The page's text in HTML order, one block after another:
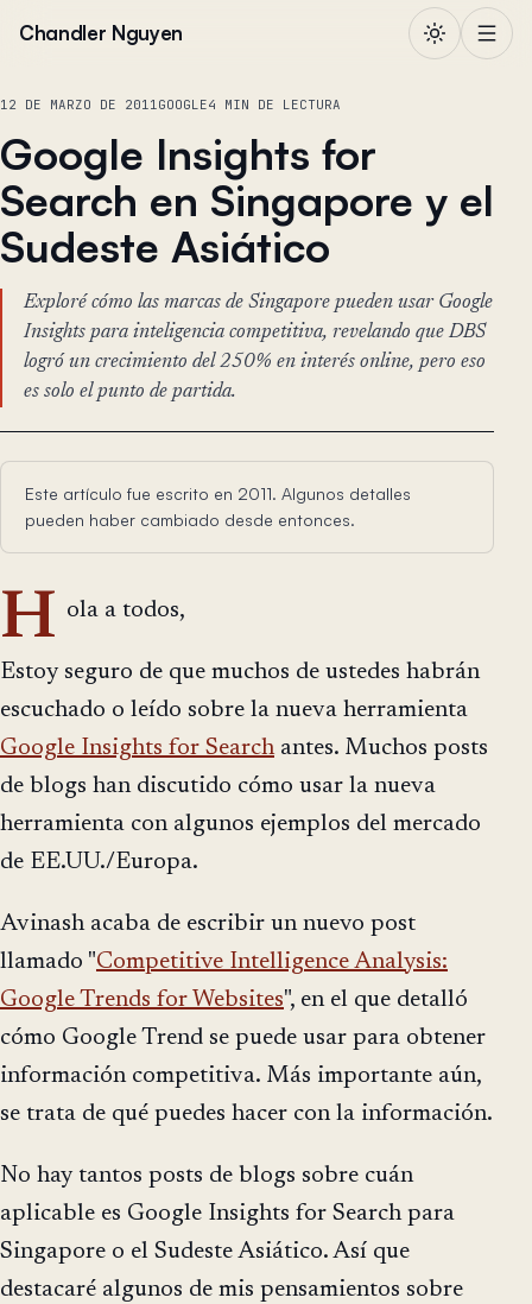
Chandler Nguyen
12 DE MARZO DE 2011GOOGLE4 MIN DE LECTURA
Google Insights for
Search en Singapore y el
Sudeste Asiático
Exploré cómo las marcas de Singapore pueden usar Google
Insights para inteligencia competitiva, revelando que DBS
logró un crecimiento del 250% en interés online, pero eso
es solo el punto de partida.
Este artículo fue escrito en 2011. Algunos detalles
pueden haber cambiado desde entonces.
H ola a todos,
Estoy seguro de que muchos de ustedes habrán
escuchado o leído sobre la nueva herramienta
Google Insights for Searchantes. Muchos posts
de blogs han discutido cómo usar la nueva
herramienta con algunos ejemplos del mercado
de EE.UU./Europa.
Avinash acaba de escribir un nuevo post
llamado "Competitive Intelligence Analysis:
Google Trends for Websites", en el que detalló
cómo Google Trend se puede usar para obtener
información competitiva. Más importante aún,
se trata de qué puedes hacer con la información.
No hay tantos posts de blogs sobre cuán
aplicable es Google Insights for Search para
Singapore o el Sudeste Asiático. Así que
destacaré algunos de mis pensamientos sobre